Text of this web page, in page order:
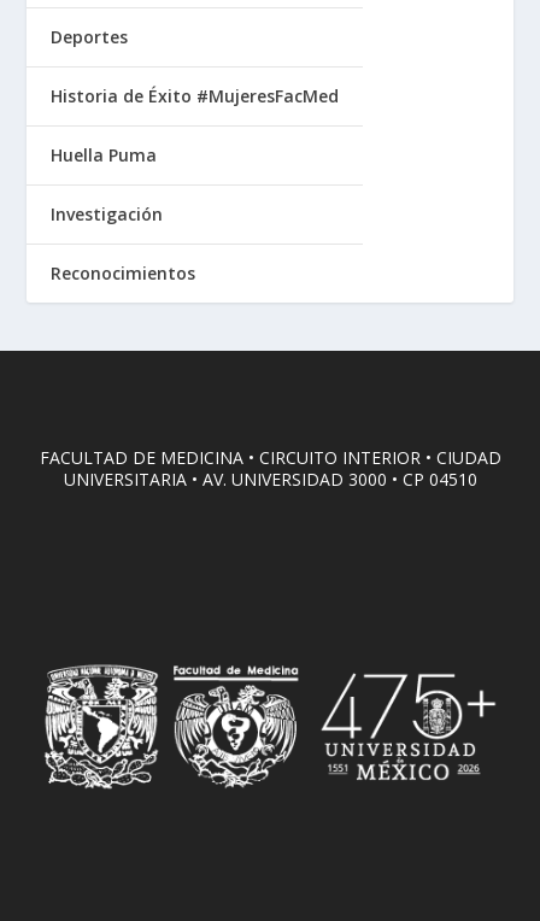
Deportes
Historia de Éxito #MujeresFacMed
Huella Puma
Investigación
Reconocimientos
FACULTAD DE MEDICINA • CIRCUITO INTERIOR • CIUDAD
UNIVERSITARIA • AV. UNIVERSIDAD 3000 • CP 04510